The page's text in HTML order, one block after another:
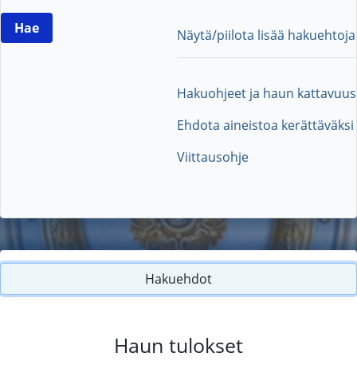
Näytä/piilota lisää hakuehtoja
Hakuohjeet ja haun kattavuus
Ehdota aineistoa kerättäväksi
Viittausohje
Hakuehdot
Haun tulokset